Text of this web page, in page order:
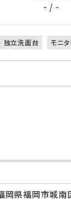
- / -
独立洗面台 モニ
岡県福岡市城南